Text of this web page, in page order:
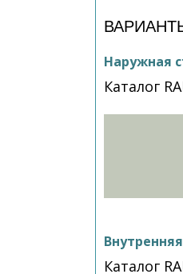
Наружная
Каталог
Каталог